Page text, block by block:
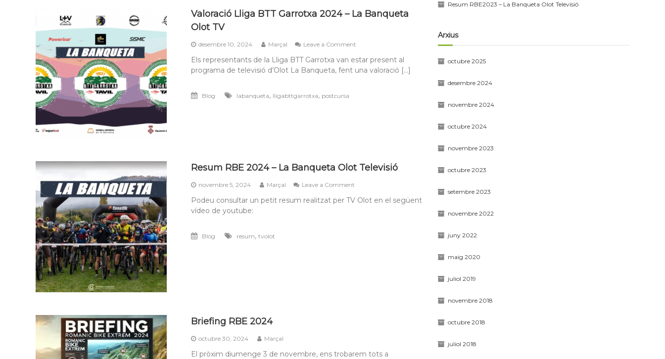
Valoració Lliga BTT Garrotxa 2024 – La Banqueta
Olot TV
desembre 10, 2024 Marçal Leave a Comment
Lliga
BTT
Els representants de la Lliga BTT Garrotxa van estar present al
programa de televisió d’Olot La Banqueta, fent una valoració […]
Blog labanqueta, lligabttgarrotxa, postcursa
Resum RBE 2024 – La Banqueta Olot Televisió
novembre 5, 2024 Marçal Leave a Comment
RBE
Podeu consultar un petit resum realitzat per TV Olot en el següent
vídeo de youtube:
Blog resum,tvolot
Briefing RBE 2024
octubre 30, 2024 Marçal
El pròxim diumenge 3 de novembre, ens trobarem tots a
Resum RBE2023 – La Banqueta Olot Televisió
Arxius
octubre 2025
desembre 2024
novembre 2024
octubre 2024
novembre 2023
octubre 2023
setembre 2023
novembre 2022
juny 2022
maig 2020
juliol 2019
novembre 2018
octubre 2018
juliol 2018